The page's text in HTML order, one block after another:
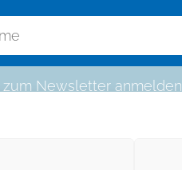
zum Newsletter anmelden